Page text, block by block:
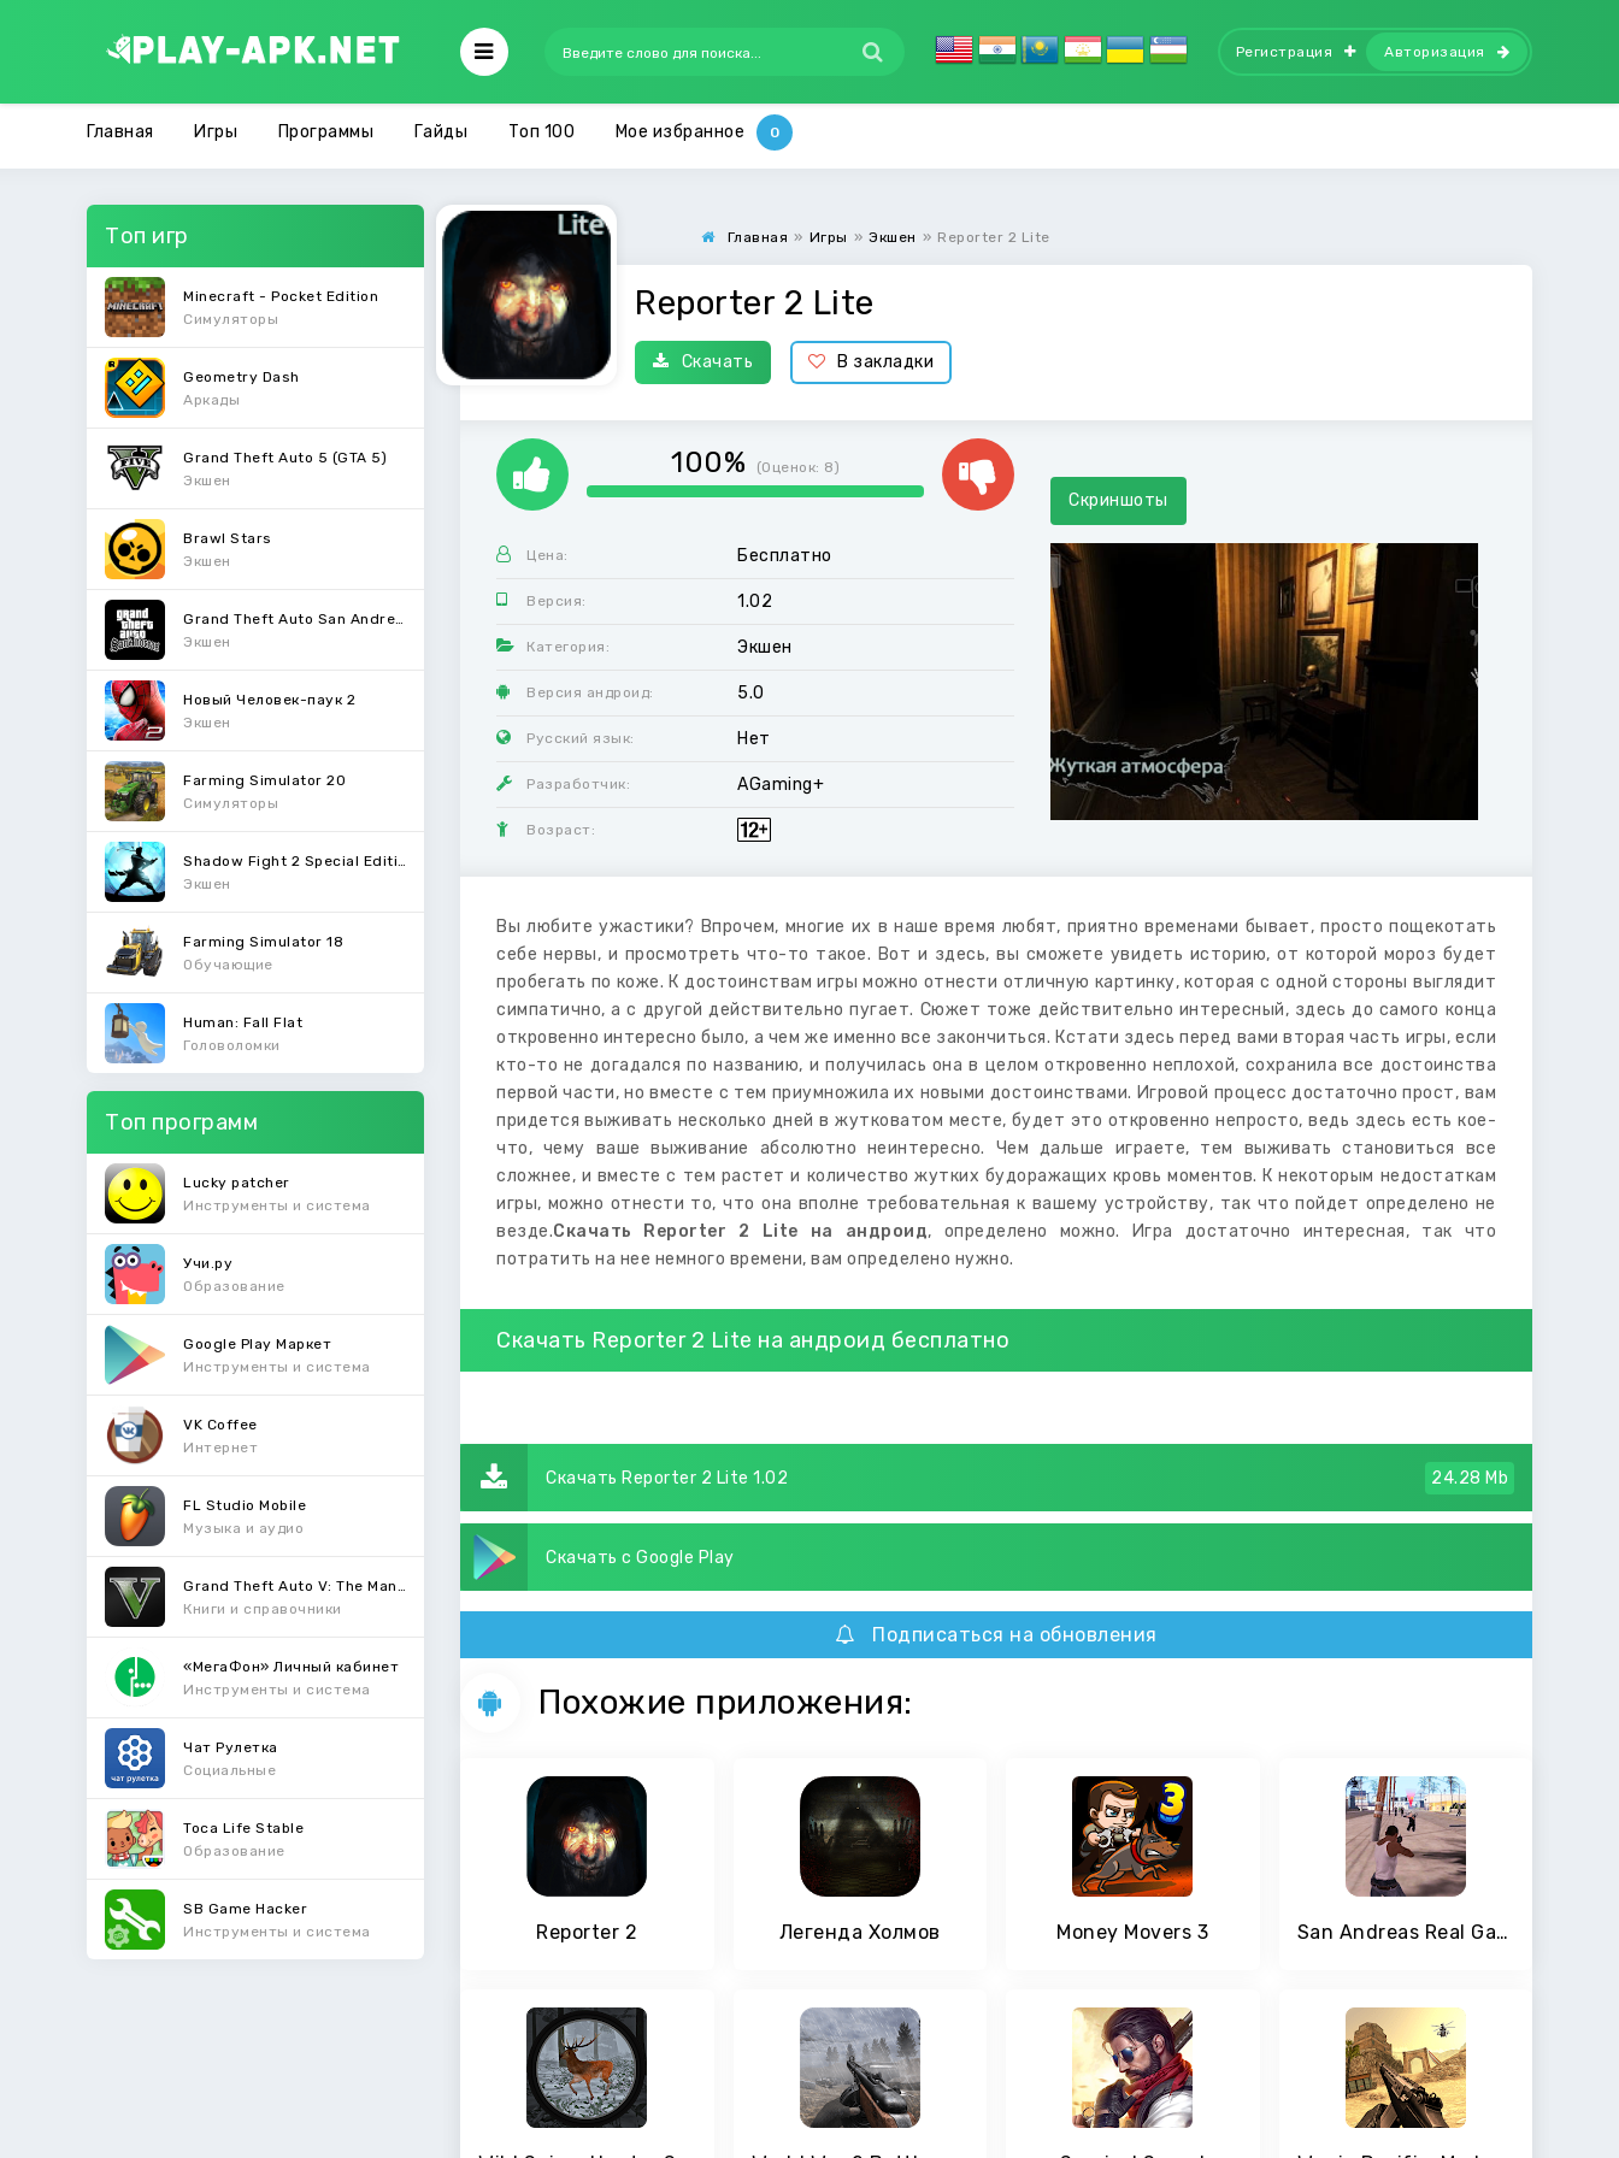
Регистрация Авторизация
Главная Игры Программы Гайды Топ 100 Мое избранное
Топ игр
Minecraft - Pocket Edition
Симуляторы
Geometry Dash
Аркады
Grand Theft Auto 5 (GTA 5)
Экшен
Brawl Stars
Экшен
Экшен
Новый Человек-паук 2
Экшен
Farming Simulator 20
Симуляторы
Экшен
Farming Simulator 18
Обучающие
Human: Fall Flat
Головоломки
Топ программ
Lucky patcher
Инструменты и система
Учи.ру
Образование
Google Play Маркет
Инструменты и система
VK Coffee
Интернет
FL Studio Mobile
Музыка и аудио
Книги и справочники
«МегаФон» Личный кабинет
Инструменты и система
Чат Рулетка
Социальные
Toca Life Stable
Образование
SB Game Hacker
Инструменты и система
Главная » Игры » Экшен » Reporter 2 Lite
Reporter 2 Lite
Скачать В закладки
100% (Оценок: 8)
Цена: Бесплатно
Версия: 1.02
Категория: Экшен
Версия андроид: 5.0
Русский язык: Нет
Разработчик: AGaming+
Возраст:
Скриншоты
Вы любите ужастики? Впрочем, многие их в наше время любят, приятно временами бывает, просто пощекотать
себе нервы, и просмотреть что-то такое. Вот и здесь, вы сможете увидеть историю, от которой мороз будет
пробегать по коже. К достоинствам игры можно отнести отличную картинку, которая с одной стороны выглядит
симпатично, а с другой действительно пугает. Сюжет тоже действительно интересный, здесь до самого конца
откровенно интересно было, а чем же именно все закончиться. Кстати здесь перед вами вторая часть игры, если
кто-то не догадался по названию, и получилась она в целом откровенно неплохой, сохранила все достоинства
первой части, но вместе с тем приумножила их новыми достоинствами. Игровой процесс достаточно прост, вам
придется выживать несколько дней в жутковатом месте, будет это откровенно непросто, ведь здесь есть кое-
что, чему ваше выживание абсолютно неинтересно. Чем дальше играете, тем выживать становиться все
сложнее, и вместе с тем растет и количество жутких будоражащих кровь моментов. К некоторым недостаткам
игры, можно отнести то, что она вполне требовательная к вашему устройству, так что пойдет определено не
везде.Скачать Reporter 2 Lite на андроид, определено можно. Игра достаточно интересная, так что
потратить на нее немного времени, вам определено нужно.
Скачать Reporter 2 Lite на андроид бесплатно
Скачать Reporter 2 Lite 1.02 24.28 Mb
Скачать с Google Play
Подписаться на обновления
Похожие приложения:
Reporter 2 Легенда Холмов Money Movers 3 San Andreas Real Gangster Crime